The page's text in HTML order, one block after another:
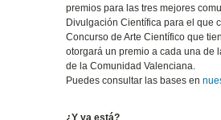
premios para las tres mejores
Divulgación Científica para el que
Concurso de Arte Científico que
otorgará un premio a cada una de
de la Comunidad Valenciana.
Puedes consultar las bases en
¿Y ya está?